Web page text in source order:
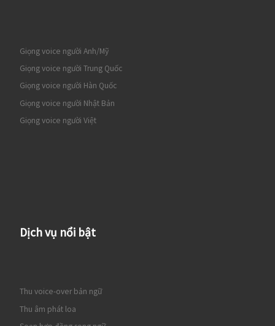
Giọng voice người Anh/Mỹ
Giọng voice người Trung Quốc
Giọng voice người Hàn Quốc
Giọng voice người Nhật Bản
Giọng voice người Việt
Dịch vụ nổi bật
Thu voice-over bản ngữ
Thu âm phát loa